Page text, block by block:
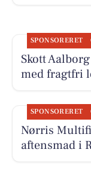
SPONSORERET
Skott
med fragtfri
SPONSORERET
Nørris
aftensmad i